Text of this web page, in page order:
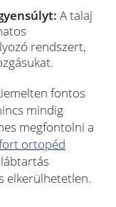
A talaj
rendszert,
fontos
mindig
megfontolni a
ortopéd
elkerülhetetlen.